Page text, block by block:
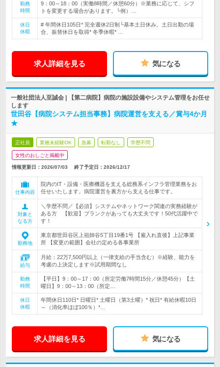
勤務
時間
9：00～18：00（実働8時間／休憩60分）※業務に応じて、シフ
トを変更する場合があります。└例）…
休日
休暇
# 年間休日105日* 完全週休2日制└基本土日休み。土日出勤の場
合、振替休日を取得* 冬季休暇* …
求人詳細を見る 気になる
一般社団法人至誠会 | 【第二病院】病院の施設設備やシステム管理をお任せ
します
世田谷【病院システム担当事務】病院運営を支える／賞与4か月
★
正社員 業種未経験OK 急募 転勤なし 学歴不問
女性のおしごと掲載中
情報更新日：2026/07/03 終了予定日： 2026/12/17
仕事内容
院内のIT・設備・医療機器を支える総務系インフラ管理業務をお
任せいたします。病院運営を裏方から支える仕事です。
対象と
なる方
＼学歴不問／【必須】システムやネットワーク関連の実務経験が
ある方 【歓迎】ブランクがあっても大丈夫です！50代活躍中で
す！
勤務地
東京都世田谷区上祖師谷5丁目19番1号 【雇入れ直後】上記事業
所 【変更の範囲】会社の定める各事業所
給与
月給：22万7,500円以上（一律支給の手当含む）※経験、能力を
考慮の上決定します※試用期間なし
勤務
時間
【平日】9：00～17：00（所定労働7時間15分／休憩45分）【土
曜日】9：00～13：00（所定…
休日
休暇
年間休日110日* 日曜日* 土曜日（第3土曜）* 祝日* 有給休暇10日
～（消化率ほぼ100％）*…
求人詳細を見る 気になる